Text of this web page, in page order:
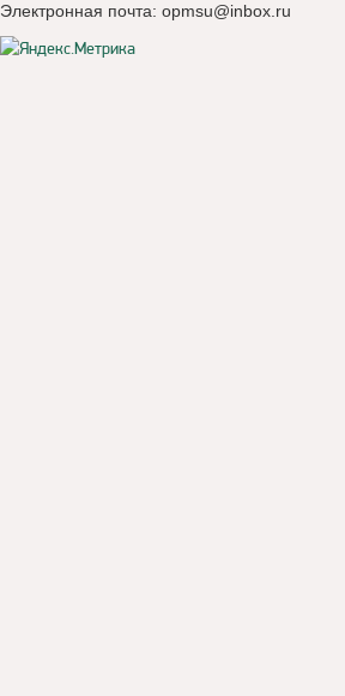
Электронная почта: opmsu@inbox.ru